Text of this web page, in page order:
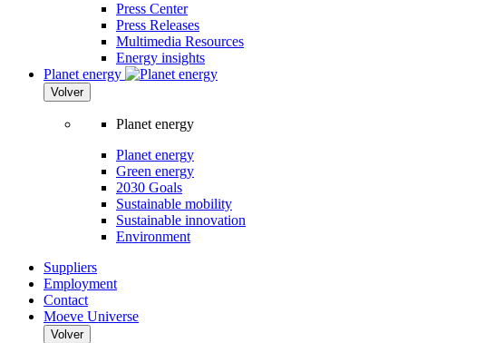
Press Center
Press Releases
Multimedia Resources
Energy insights
Planet energy
Volver
Planet energy
Planet energy
Green energy
2030 Goals
Sustainable mobility
Sustainable innovation
Environment
Suppliers
Employment
Contact
Moeve Universe
Volver